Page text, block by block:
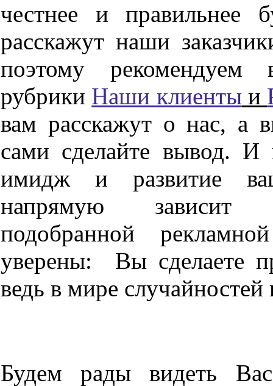
честнее и правильнее
расскажут наши
поэтому рекомендуем
рубрики Наши клиентыи
вам расскажут о нас, а
сами сделайте вывод. И
имидж и развитие
напрямую зависит
подобранной
уверены: Вы сделаете
ведь в мире случайностей
Будем рады видеть